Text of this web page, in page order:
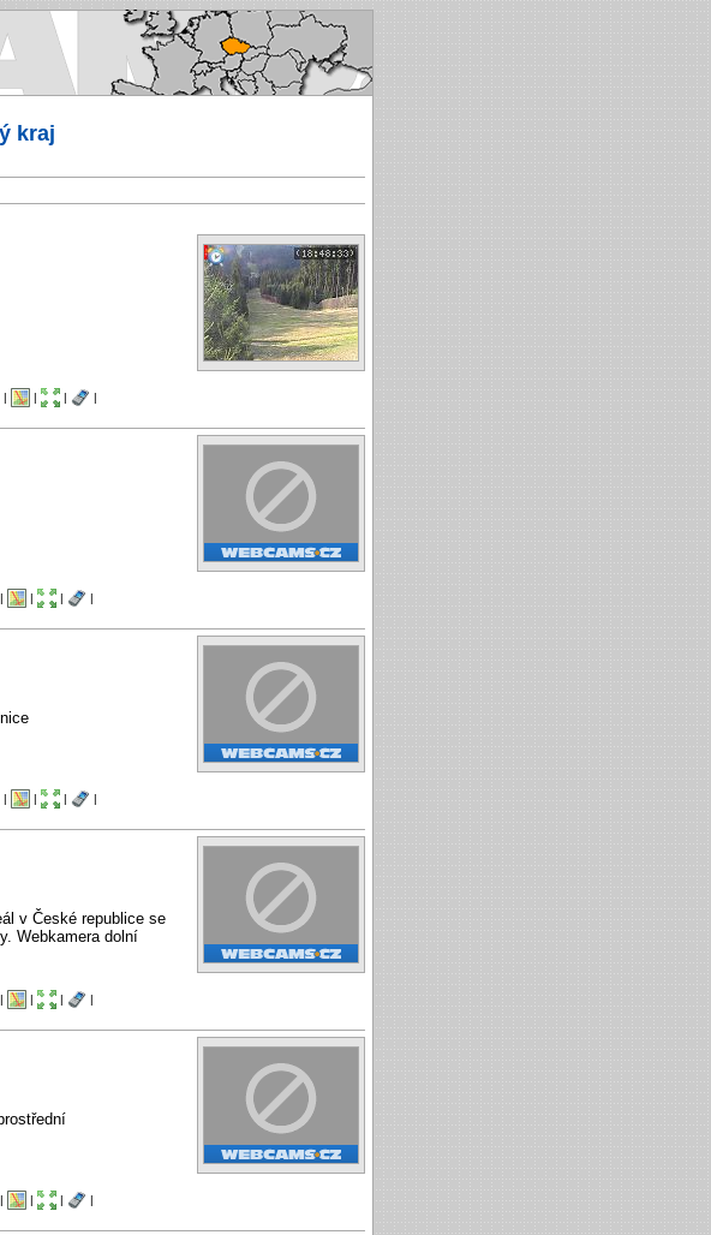
v České republice
kraj
| | | |
| | | |
| | | |
v České republice se
Webkamera dolní
| | | |
| | | |